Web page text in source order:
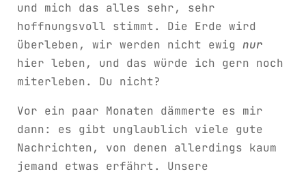
und mich das alles sehr, sehr
hoffnungsvoll stimmt. Die Erde wird
überleben, wir werden nicht ewig nur
hier leben, und das würde ich gern noch
miterleben. Du nicht?
Vor ein paar Monaten dämmerte es mir
dann: es gibt unglaublich viele gute
Nachrichten, von denen allerdings kaum
jemand etwas erfährt. Unsere